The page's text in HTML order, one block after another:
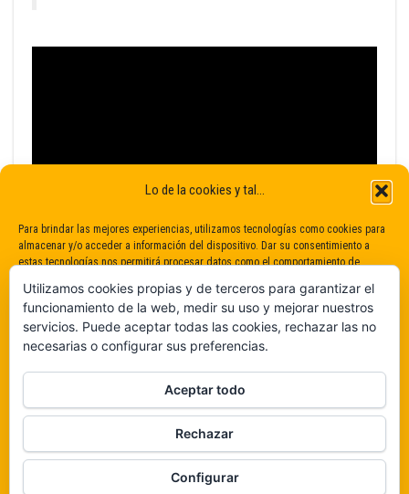
Lo de la cookies y tal...
Para brindar las mejores experiencias, utilizamos tecnologías como cookies para
almacenar y/o acceder a información del dispositivo. Dar su consentimiento a
estas tecnologías nos permitirá procesar datos como el comportamiento de
consentimiento puede afectar negativamente a determinadas características y
funciones.
De ninguna manera
Veámos que hay aquí
Utilizamos cookies propias y de terceros para garantizar el
funcionamiento de la web, medir su uso y mejorar nuestros
servicios. Puede aceptar todas las cookies, rechazar las no
necesarias o configurar sus preferencias.
Aceptar todo
Rechazar
Configurar